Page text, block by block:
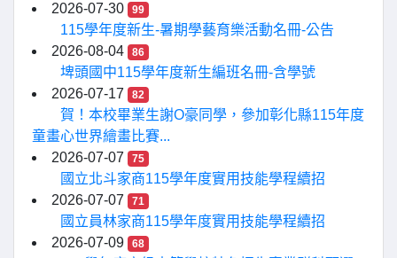
2026-07-30
99
115學年度新生-暑期學藝育樂活動名冊-公告
2026-08-04
86
埤頭國中115學年度新生編班名冊-含學號
2026-07-17
82
賀！本校畢業生謝O豪同學，參加彰化縣115年度
童畫心世界繪畫比賽...
2026-07-07
75
國立北斗家商115學年度實用技能學程續招
2026-07-07
71
國立員林家商115學年度實用技能學程續招
2026-07-09
68